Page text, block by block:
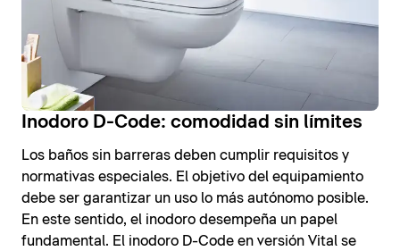
Inodoro D-Code: comodidad sin límites
Los baños sin barreras deben cumplir requisitos y
normativas especiales. El objetivo del equipamiento
debe ser garantizar un uso lo más autónomo posible.
En este sentido, el inodoro desempeña un papel
fundamental. El inodoro D-Code en versión Vital se